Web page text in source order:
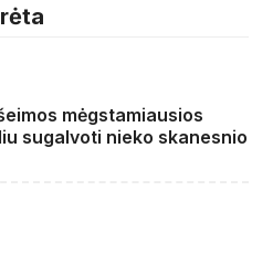
mėgstamiausios
sugalvoti nieko skanesnio